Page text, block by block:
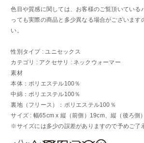
色目や質感に関しては、お客様のご覧頂いている
っても実際の商品と多少異なる場合がございます
い。
性別タイプ : ユニセックス
カテゴリ : アクセサリ : ネックウォーマー
素材
本体：ポリエステル100％
中綿：ポリエステル100％
裏地（フリース）：ポリエステル100％
サイズ : 幅65cm x 縦（前側）19cm、縦（後ろ側
※サイズには多少の誤差がありますので予めご了